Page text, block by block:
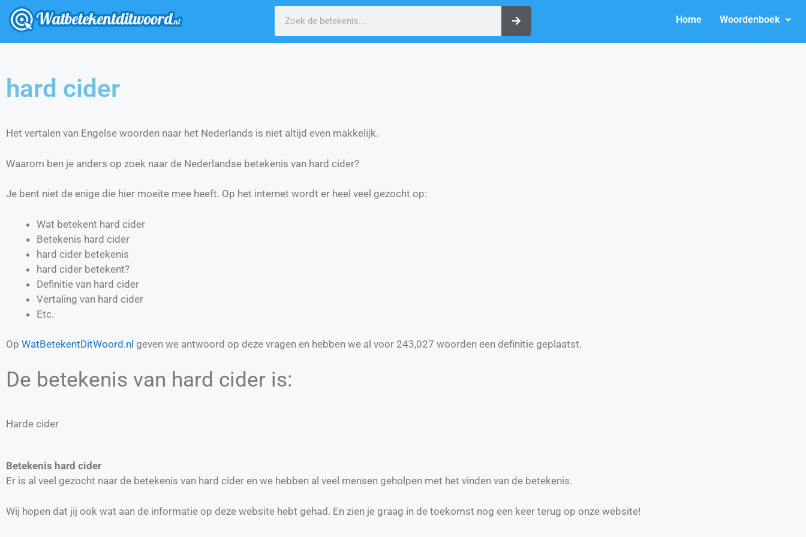
Home Woordenboek
hard cider
Het vertalen van Engelse woorden naar het Nederlands is niet altijd even makkelijk.
Waarom ben je anders op zoek naar de Nederlandse betekenis van hard cider?
Je bent niet de enige die hier moeite mee heeft. Op het internet wordt er heel veel gezocht op:
Wat betekent hard cider
Betekenis hard cider
hard cider betekenis
hard cider betekent?
Definitie van hard cider
Vertaling van hard cider
Etc.
Op WatBetekentDitWoord.nl geven we antwoord op deze vragen en hebben we al voor 243,027 woorden een definitie geplaatst.
De betekenis van hard cider is:
Harde cider
Betekenis hard cider
Er is al veel gezocht naar de betekenis van hard cider en we hebben al veel mensen geholpen met het vinden van de betekenis.
Wij hopen dat jij ook wat aan de informatie op deze website hebt gehad. En zien je graag in de toekomst nog een keer terug op onze website!